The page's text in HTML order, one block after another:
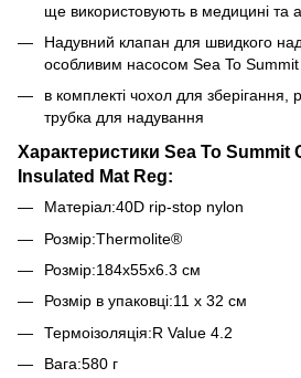
ще використовують в медицині та
Надувний клапан для швидкого
особливим насосом Sea To Summit
в комплекті чохол для зберігання,
трубка для надування
Характеристики Sea To Summit
Insulated Mat Reg:
Матеріал:40D rip-stop nylon
Розмір:Thermolite®
Розмір:184х55х6.3 см
Розмір в упаковці:11 x 32 см
Термоізоляція:R Value 4.2
Вага:580 г